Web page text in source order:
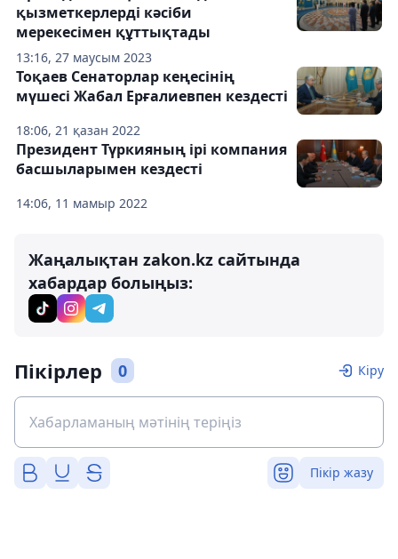
13:16, 27 маусым 2023
қызметкерлерді кәсіби
мерекесімен құттықтады
18:06, 21 қазан 2022
Тоқаев Сенаторлар кеңесінің
мүшесі Жабал Ерғалиевпен кездесті
14:06, 11 мамыр 2022
Президент Түркияның ірі компания
басшыларымен кездесті
Жаңалықтан zakon.kz сайтында
хабардар болыңыз:
Пікірлер 0 Кіру
Пікір жазу